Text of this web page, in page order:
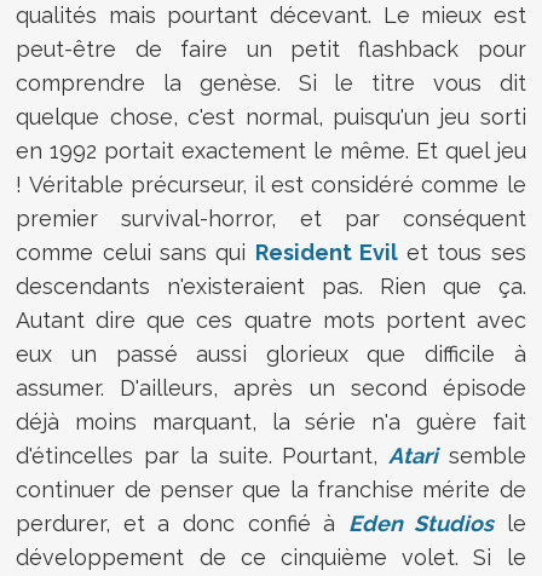
qualités mais pourtant décevant. Le mieux est
peut-être de faire un petit flashback pour
comprendre la genèse. Si le titre vous dit
quelque chose, c'est normal, puisqu'un jeu sorti
en 1992 portait exactement le même. Et quel jeu
! Véritable précurseur, il est considéré comme le
premier survival-horror, et par conséquent
comme celui sans qui Resident Evilet tous ses
descendants n'existeraient pas. Rien que ça.
Autant dire que ces quatre mots portent avec
eux un passé aussi glorieux que difficile à
assumer. D'ailleurs, après un second épisode
déjà moins marquant, la série n'a guère fait
d'étincelles par la suite. Pourtant, Atarisemble
continuer de penser que la franchise mérite de
perdurer, et a donc confié à Eden Studiosle
développement de ce cinquième volet. Si le